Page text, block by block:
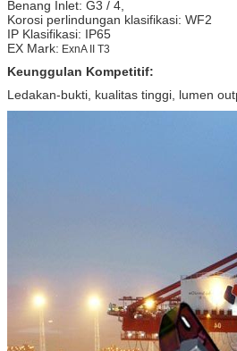
Benang Inlet: G3 / 4,
Korosi perlindungan klasifikasi: WF2
IP Klasifikasi: IP65
EX Mark: ExnA II T3
Keunggulan Kompetitif:
Ledakan-bukti, kualitas tinggi, lumen